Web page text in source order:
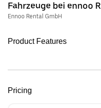
Fahrzeuge bei ennoo
Ennoo Rental GmbH
Product Features
Pricing